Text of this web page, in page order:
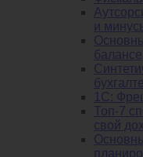
и
балансе
1C:
Топ-7
свой